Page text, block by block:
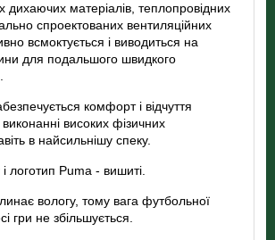
дихаючих матеріалів, теплопровідних
спроектованих вентиляційних
всмоктується і виводиться на
для подальшого швидкого
комфорт і відчуття
високих фізичних
в найсильнішу спеку.
логотип Puma - вишиті.
вологу, тому вага футбольної
гри не збільшується.